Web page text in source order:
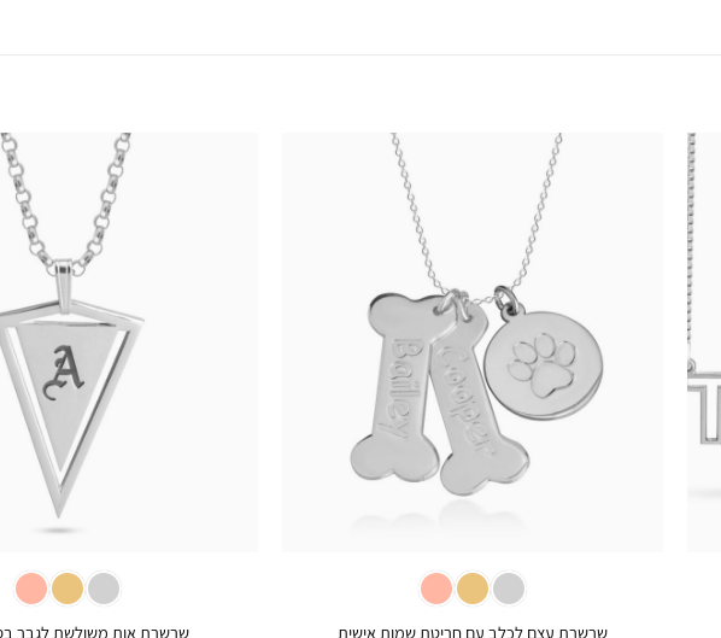
שרשרת עצם לכלב עם חריטת שמות אישית
שרשרת אות משולשת לגבר